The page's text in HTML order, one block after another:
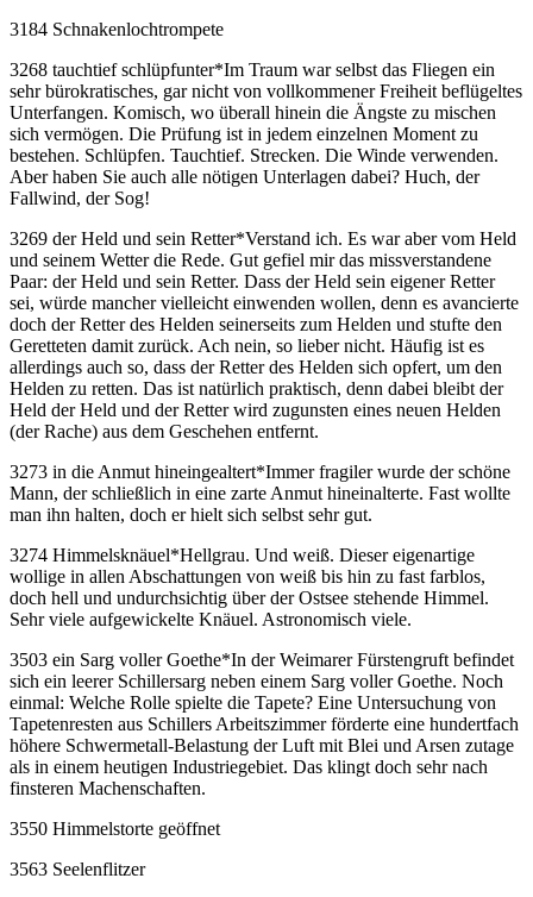
3184 Schnakenlochtrompete
3268 tauchtief schlüpfunter*Im Traum war selbst das Fliegen ein
sehr bürokratisches, gar nicht von vollkommener Freiheit beflügeltes
Unterfangen. Komisch, wo überall hinein die Ängste zu mischen
sich vermögen. Die Prüfung ist in jedem einzelnen Moment zu
bestehen. Schlüpfen. Tauchtief. Strecken. Die Winde verwenden.
Aber haben Sie auch alle nötigen Unterlagen dabei? Huch, der
Fallwind, der Sog!
3269 der Held und sein Retter*Verstand ich. Es war aber vom Held
und seinem Wetter die Rede. Gut gefiel mir das missverstandene
Paar: der Held und sein Retter. Dass der Held sein eigener Retter
sei, würde mancher vielleicht einwenden wollen, denn es avancierte
doch der Retter des Helden seinerseits zum Helden und stufte den
Geretteten damit zurück. Ach nein, so lieber nicht. Häufig ist es
allerdings auch so, dass der Retter des Helden sich opfert, um den
Helden zu retten. Das ist natürlich praktisch, denn dabei bleibt der
Held der Held und der Retter wird zugunsten eines neuen Helden
(der Rache) aus dem Geschehen entfernt.
3273 in die Anmut hineingealtert*Immer fragiler wurde der schöne
Mann, der schließlich in eine zarte Anmut hineinalterte. Fast wollte
man ihn halten, doch er hielt sich selbst sehr gut.
3274 Himmelsknäuel*Hellgrau. Und weiß. Dieser eigenartige
wollige in allen Abschattungen von weiß bis hin zu fast farblos,
doch hell und undurchsichtig über der Ostsee stehende Himmel.
Sehr viele aufgewickelte Knäuel. Astronomisch viele.
3503 ein Sarg voller Goethe*In der Weimarer Fürstengruft befindet
sich ein leerer Schillersarg neben einem Sarg voller Goethe. Noch
einmal: Welche Rolle spielte die Tapete? Eine Untersuchung von
Tapetenresten aus Schillers Arbeitszimmer förderte eine hundertfach
höhere Schwermetall-Belastung der Luft mit Blei und Arsen zutage
als in einem heutigen Industriegebiet. Das klingt doch sehr nach
finsteren Machenschaften.
3550 Himmelstorte geöffnet
3563 Seelenflitzer